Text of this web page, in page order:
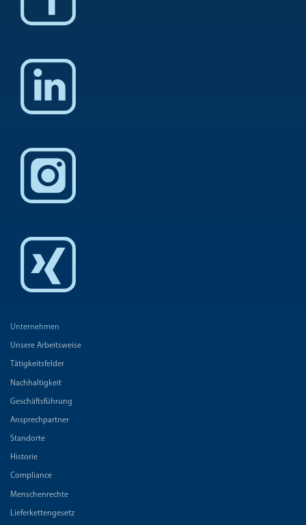
Unternehmen
Unsere Arbeitsweise
Tätigkeitsfelder
Nachhaltigkeit
Geschäftsführung
Ansprechpartner
Standorte
Historie
Compliance
Menschenrechte
Lieferkettengesetz